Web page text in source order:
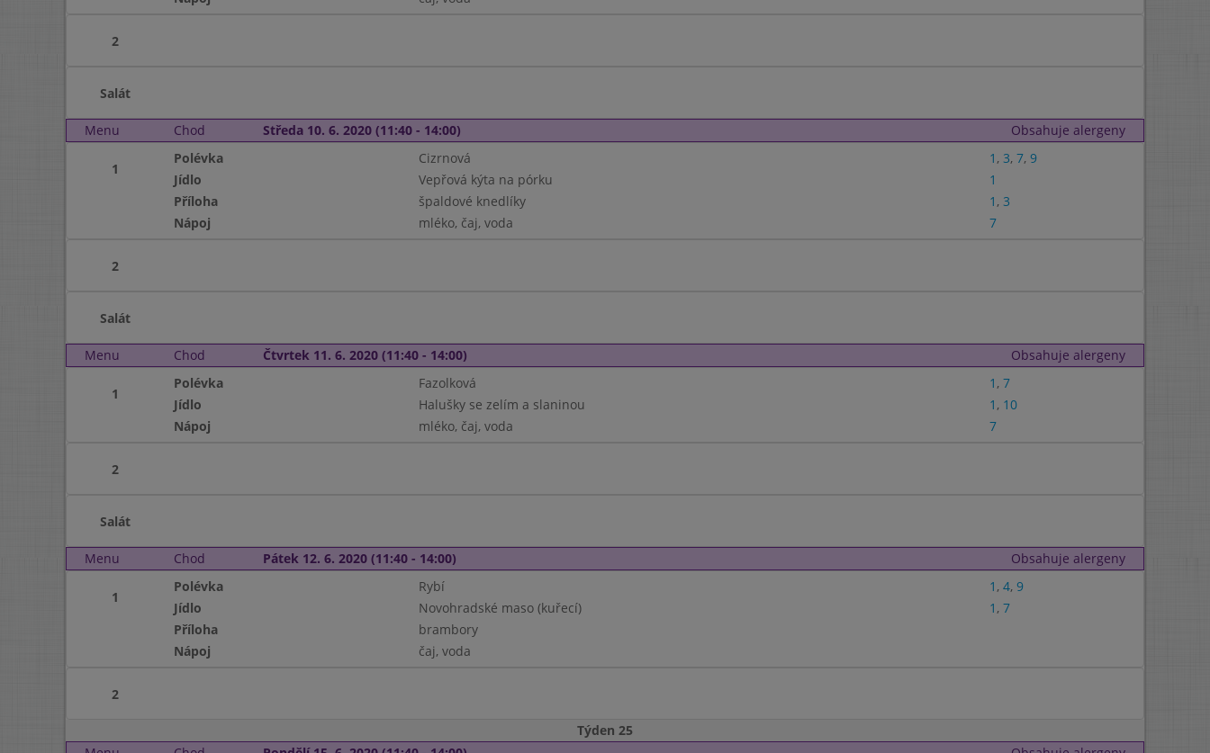
2
Salát
Menu Chod Středa 10. 6. 2020 (11:40 - 14:00) Obsahuje alergeny
1
Polévka Cizrnová 1 , 3, 7, 9
Jídlo
Vepřová kýta na pórku
1
Příloha
špaldové knedlíky 1 , 3
Nápoj
mléko, čaj, voda 7
2
Salát
Menu Chod Čtvrtek 11. 6. 2020 (11:40 - 14:00) Obsahuje alergeny
1
Polévka Fazolková 1 , 7
Jídlo
Halušky se zelím a slaninou 1 , 10
Nápoj
mléko, čaj, voda 7
2
Salát
Menu Chod Pátek 12. 6. 2020 (11:40 - 14:00) Obsahuje alergeny
1
Polévka Rybí 1 , 4, 9
Jídlo
Novohradské maso (kuřecí) 1 , 7
Příloha
brambory
Nápoj
čaj, voda
2
Týden 25